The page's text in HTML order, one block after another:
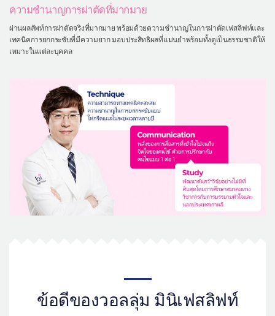
ความชำนาญการผ่าตัดที่มากมาย
ผ่านผลลัพท์การผ่าตัดจริงที่มากมาย พร้อมด้วยความชำนาญในการผ่าตัดเฟสลิฟท์และ
เทคนิคการยกกระชับที่มีความยาก มอบประสิทธิผลที่แม่นยำพร้อมทั้งดูเป็นธรรมชาติให้
เหมาะในแต่ละบุคคล
ข้อดีของวอลลุ่ม มินิเฟสลิฟท์